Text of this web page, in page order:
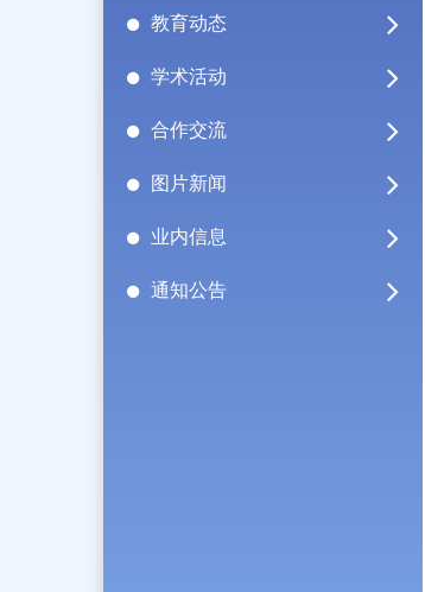
教育动态
学术活动
合作交流
图片新闻
业内信息
通知公告